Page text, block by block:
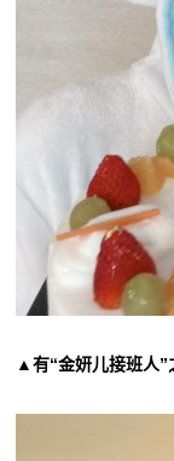
▲有“金妍儿接班人